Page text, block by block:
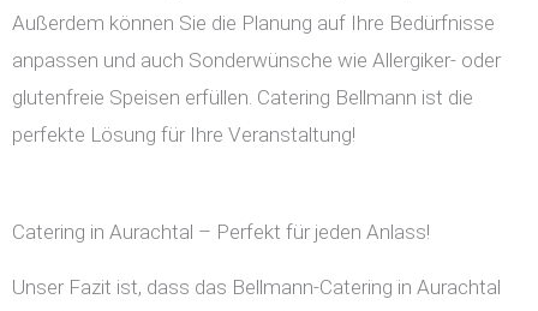
Außerdem können Sie die Planung auf Ihre Bedürfnisse
anpassen und auch Sonderwünsche wie Allergiker- oder
glutenfreie Speisen erfüllen. Catering Bellmann ist die
perfekte Lösung für Ihre Veranstaltung!
Catering in Aurachtal – Perfekt für jeden Anlass!
Unser Fazit ist, dass das Bellmann-Catering in Aurachtal